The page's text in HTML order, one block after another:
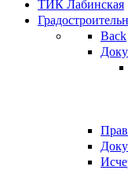
ТИК Лабинская
Back